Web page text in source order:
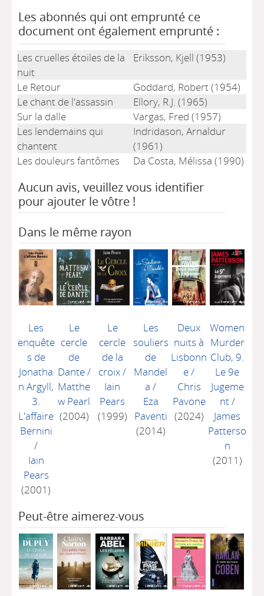
Les abonnés qui ont emprunté ce
document ont également emprunté :
Les cruelles étoiles de la
nuit
Eriksson, Kjell (1953)
Le Retour
Goddard, Robert (1954)
Le chant de l'assassin
Ellory, R.J. (1965)
Sur la dalle
Vargas, Fred (1957)
Les lendemains qui
chantent
Indridason, Arnaldur
(1961)
Les douleurs fantômes
Da Costa, Mélissa (1990)
Aucun avis, veuillez vous identifier
pour ajouter le vôtre !
Dans le même rayon
Les
enquête
s de
Jonatha
n Argyll,
3.
L'affaire
Bernini
/
Iain
Pears
(2001)
Le
cercle
de
Dante/
Matthe
w Pearl
(2004)
Le
cercle
de la
croix/
Iain
Pears
(1999)
Les
souliers
de
Mandel
a /
Eza
Paventi
(2014)
Deux
nuits à
Lisbonn
e/
Chris
Pavone
(2024)
Women
Murder
Club, 9.
Le 9e
Jugeme
nt/
James
Patterso
n
(2011)
Peut-être aimerez-vous